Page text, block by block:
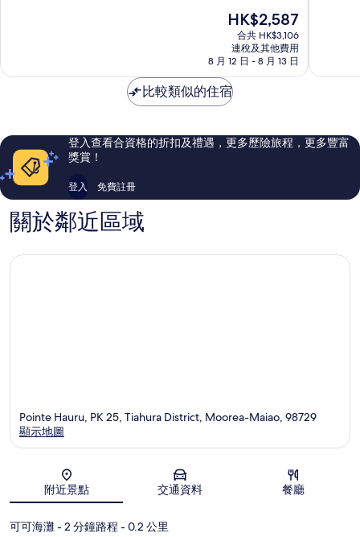
Moorea-
卓
評
價
評
現
HK$2,587
HK$2,587
合共 HK$3,106
連稅及其他費用
8 月 12 日 - 8 月 13 日
很
評
價
比較類似的住宿
登入查看合資格的折扣及禮遇，更多歷險旅程，更多豐富
獎賞！
登入 免費註冊
關於鄰近區域
地圖
Pointe Hauru, PK 25, Tiahura District, Moorea-Maiao, 98729
顯示地圖
附近景點 交通資料 餐廳
可可海灘- 2 分鐘路程 - 0.2 公里